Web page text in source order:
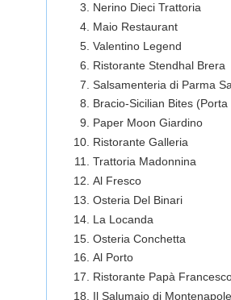
Nerino Dieci Trattoria
Maio Restaurant
Valentino Legend
Ristorante Stendhal Brera
Salsamenteria di Parma
Bracio-Sicilian Bites
Paper Moon Giardino
Ristorante Galleria
Trattoria Madonnina
Al Fresco
Osteria Del Binari
La Locanda
Osteria Conchetta
Al Porto
Ristorante Papà
Il Salumaio di